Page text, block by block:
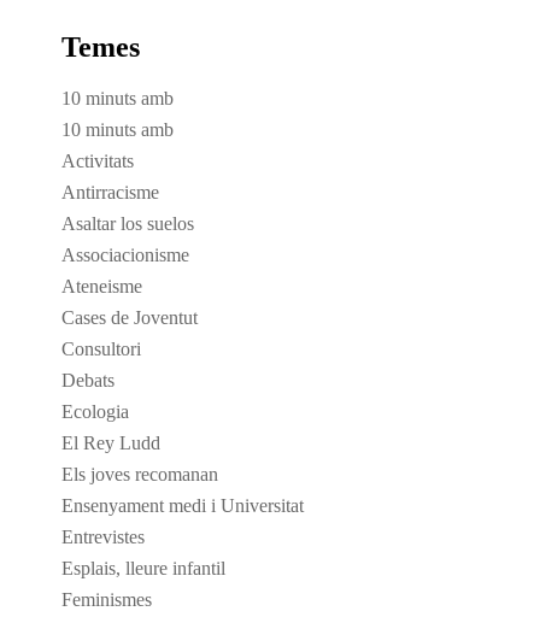
Temes
10 minuts amb
10 minuts amb
Activitats
Antirracisme
Asaltar los suelos
Associacionisme
Ateneisme
Cases de Joventut
Consultori
Debats
Ecologia
El Rey Ludd
Els joves recomanan
Ensenyament medi i Universitat
Entrevistes
Esplais, lleure infantil
Feminismes